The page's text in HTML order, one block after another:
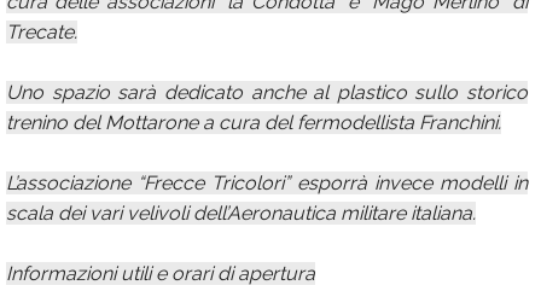
Trecate.
Uno spazio sarà dedicato anche al plastico sullo storico
trenino del Mottarone a cura del fermodellista Franchini.
L’associazione “Frecce Tricolori” esporrà invece modelli in
scala dei vari velivoli dell’Aeronautica militare italiana.
Informazioni utili e orari di apertura